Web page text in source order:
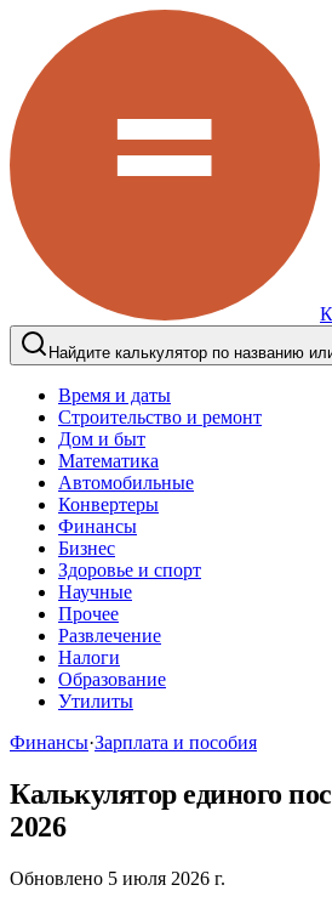
Найдите калькулятор по названию
Время и даты
Строительство и ремонт
Дом и быт
Математика
Автомобильные
Конвертеры
Финансы
Бизнес
Здоровье и спорт
Научные
Прочее
Развлечение
Налоги
Образование
Утилиты
Финансы·Зарплата и пособия
Калькулятор единого
2026
Обновлено 5 июля 2026 г.